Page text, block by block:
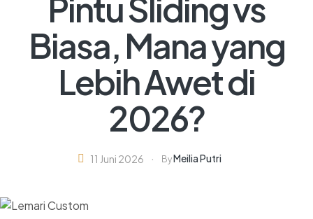
Pintu Sliding vs
Biasa, Mana yang
Lebih Awet di
2026?
11 Juni 2026 ByMeilia Putri